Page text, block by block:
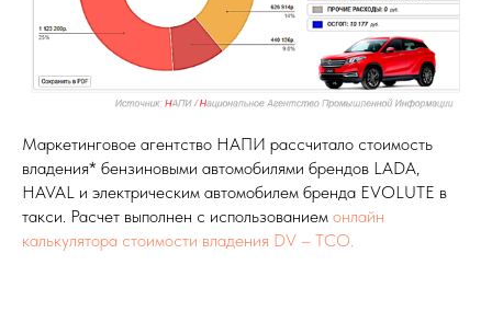
Маркетинговое агентство НАПИ рассчитало стоимость
владения* бензиновыми автомобилями брендов LADA,
HAVAL и электрическим автомобилем бренда EVOLUTE в
такси. Расчет выполнен с использованием онлайн
калькулятора стоимости владения DV – TCO.